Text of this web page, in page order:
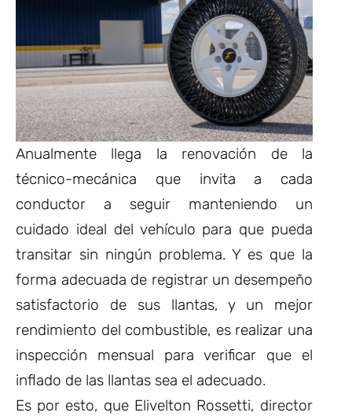
Anualmente llega la renovación de la
técnico-mecánica que invita a cada
conductor a seguir manteniendo un
cuidado ideal del vehículo para que pueda
transitar sin ningún problema. Y es que la
forma adecuada de registrar un desempeño
satisfactorio de sus llantas, y un mejor
rendimiento del combustible, es realizar una
inspección mensual para verificar que el
inflado de las llantas sea el adecuado.
Es por esto, que Elivelton Rossetti, director